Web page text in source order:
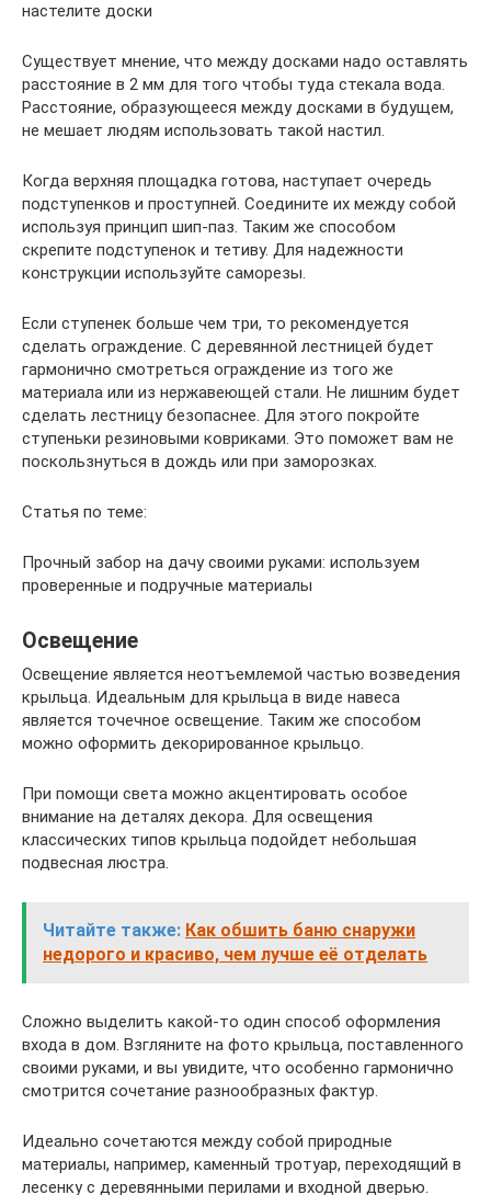
настелите доски
Существует мнение, что между досками надо оставлять
расстояние в 2 мм для того чтобы туда стекала вода.
Расстояние, образующееся между досками в будущем,
не мешает людям использовать такой настил.
Когда верхняя площадка готова, наступает очередь
подступенков и проступней. Соедините их между собой
используя принцип шип-паз. Таким же способом
скрепите подступенок и тетиву. Для надежности
конструкции используйте саморезы.
Если ступенек больше чем три, то рекомендуется
сделать ограждение. С деревянной лестницей будет
гармонично смотреться ограждение из того же
материала или из нержавеющей стали. Не лишним будет
сделать лестницу безопаснее. Для этого покройте
ступеньки резиновыми ковриками. Это поможет вам не
поскользнуться в дождь или при заморозках.
Статья по теме:
Прочный забор на дачу своими руками: используем
проверенные и подручные материалы
Освещение
Освещение является неотъемлемой частью возведения
крыльца. Идеальным для крыльца в виде навеса
является точечное освещение. Таким же способом
можно оформить декорированное крыльцо.
При помощи света можно акцентировать особое
внимание на деталях декора. Для освещения
классических типов крыльца подойдет небольшая
подвесная люстра.
Читайте также: Как обшить баню снаружи
недорого и красиво, чем лучше её отделать
Сложно выделить какой-то один способ оформления
входа в дом. Взгляните на фото крыльца, поставленного
своими руками, и вы увидите, что особенно гармонично
смотрится сочетание разнообразных фактур.
Идеально сочетаются между собой природные
материалы, например, каменный тротуар, переходящий в
лесенку с деревянными перилами и входной дверью.